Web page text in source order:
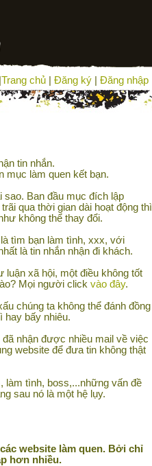
Trang chủ Đăng ký Đăng nhập
tin nhắn.
mục làm quen kết bạn.
sao. Ban đầu mục đích lập
qua thời gian dài hoạt động thì
không thể thay đổi.
tìm bạn làm tình, xxx, với
là tin nhắn nhận đi khách.
luận xã hội, một điều không tốt
Mọi người click vào đây.
chúng ta không thể đánh đồng
hay bấy nhiêu.
đã nhận được nhiều mail về việc
website để đưa tin không thật
làm tình, boss,...những vấn đề
sau nó là một hệ lụy.
website làm quen. Bởi chỉ
hơn nhiều.